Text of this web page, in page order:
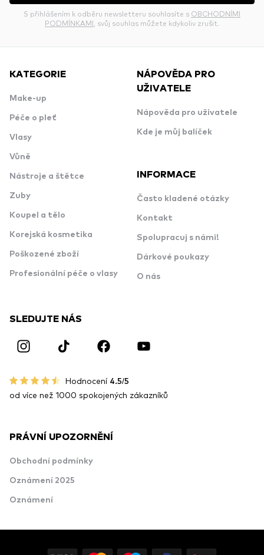
S přihlášením k odběru newsletteru souhlasíte s OBCHODNÍMI
PODMÍNKAMI , svůj souhlas můžete kdykoliv zrušit.
KATEGORIE
Make-up
Péče o pleť
Vlasy
Vůně
Nástroje a štětce
Zuby
Koupel a tělo
Korejská kosmetika
Poškozené zboží
Profesionální péče o vlasy
NÁPOVĚDA PRO
UŽIVATELE
Nápověda pro uživatele
Kde je můj balíček
INFORMACE
Často kladené otázky
Kontakt
Spolupracuj s námi!
Dárkové poukazy
O nás
SLEDUJTE NÁS
Hodnocení 4.5/5
od více než 1000 spokojených zákazníků
PRÁVNÍ UPOZORNĚNÍ
Obchodní podmínky
Oznámení 2025
Oznámení